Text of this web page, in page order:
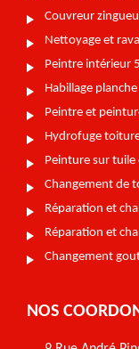
Couvreur
Nettoyage et
Peintre intérieur
Habillage
Peintre et
Hydrofuge
Peinture sur
Changement de
Réparation et
Réparation et
Changement
NOS